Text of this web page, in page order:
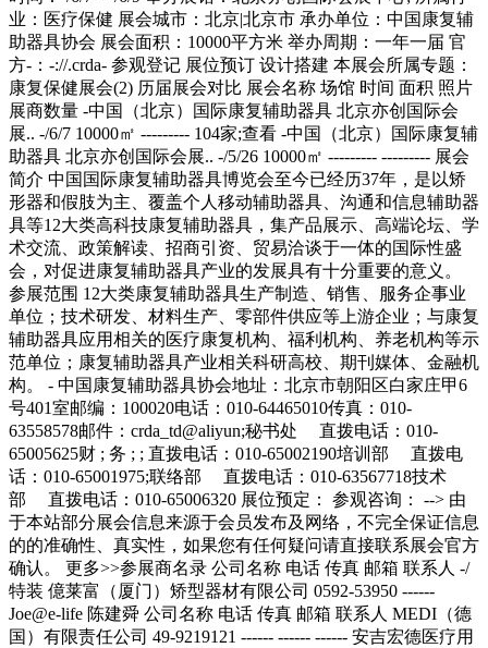
业：医疗保健 展会城市：北京|北京市 承办单位：中国康复辅
助器具协会 展会面积：10000平方米 举办周期：一年一届 官
方-：-://.crda- 参观登记 展位预订 设计搭建 本展会所属专题：
康复保健展会(2) 历届展会对比 展会名称 场馆 时间 面积 照片
展商数量 -中国（北京）国际康复辅助器具 北京亦创国际会
展.. -/6/7 10000㎡ --------- 104家;查看 -中国（北京）国际康复辅
助器具 北京亦创国际会展.. -/5/26 10000㎡ --------- --------- 展会
简介 中国国际康复辅助器具博览会至今已经历37年，是以矫
形器和假肢为主、覆盖个人移动辅助器具、沟通和信息辅助器
具等12大类高科技康复辅助器具，集产品展示、高端论坛、学
术交流、政策解读、招商引资、贸易洽谈于一体的国际性盛
会，对促进康复辅助器具产业的发展具有十分重要的意义。
参展范围 12大类康复辅助器具生产制造、销售、服务企事业
单位；技术研发、材料生产、零部件供应等上游企业；与康复
辅助器具应用相关的医疗康复机构、福利机构、养老机构等示
范单位；康复辅助器具产业相关科研高校、期刊媒体、金融机
构。 - 中国康复辅助器具协会地址：北京市朝阳区白家庄甲6
号401室邮编：100020电话：010-64465010传真：010-
63558578邮件：crda_td@aliyun;秘书处 直拨电话：010-
65005625财 ; 务 ; ; 直拨电话：010-65002190培训部 直拨电
话：010-65001975;联络部 直拨电话：010-63567718技术
部 直拨电话：010-65006320 展位预定： 参观咨询： --> 由
于本站部分展会信息来源于会员发布及网络，不完全保证信息
的的准确性、真实性，如果您有任何疑问请直接联系展会官方
确认。 更多>>参展商名录 公司名称 电话 传真 邮箱 联系人 -/
特装 億莱富（厦门）矫型器材有限公司 0592-53950 ------
Joe@e-life 陈建舜 公司名称 电话 传真 邮箱 联系人 MEDI（德
国）有限责任公司 49-9219121 ------ ------ ------ 安吉宏德医疗用